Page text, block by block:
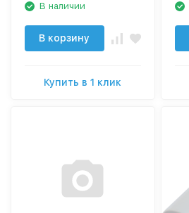
В наличии
В корзину
Купить в 1 клик